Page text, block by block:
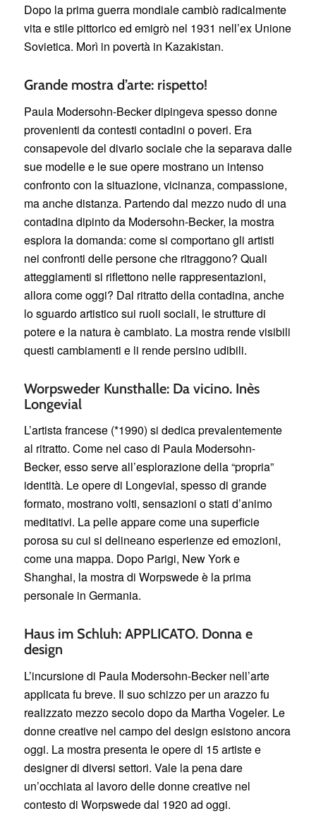
Dopo la prima guerra mondiale cambiò radicalmente
vita e stile pittorico ed emigrò nel 1931 nell’ex Unione
Sovietica. Morì in povertà in Kazakistan.
Grande mostra d’arte: rispetto!
Paula Modersohn-Becker dipingeva spesso donne
provenienti da contesti contadini o poveri. Era
consapevole del divario sociale che la separava dalle
sue modelle e le sue opere mostrano un intenso
confronto con la situazione, vicinanza, compassione,
ma anche distanza. Partendo dal mezzo nudo di una
contadina dipinto da Modersohn-Becker, la mostra
esplora la domanda: come si comportano gli artisti
nei confronti delle persone che ritraggono? Quali
atteggiamenti si riflettono nelle rappresentazioni,
allora come oggi? Dal ritratto della contadina, anche
lo sguardo artistico sui ruoli sociali, le strutture di
potere e la natura è cambiato. La mostra rende visibili
questi cambiamenti e li rende persino udibili.
Worpsweder Kunsthalle: Da vicino. Inès
Longevial
L’artista francese (*1990) si dedica prevalentemente
al ritratto. Come nel caso di Paula Modersohn-
Becker, esso serve all’esplorazione della “propria”
identità. Le opere di Longevial, spesso di grande
formato, mostrano volti, sensazioni o stati d’animo
meditativi. La pelle appare come una superficie
porosa su cui si delineano esperienze ed emozioni,
come una mappa. Dopo Parigi, New York e
Shanghai, la mostra di Worpswede è la prima
personale in Germania.
Haus im Schluh: APPLICATO. Donna e
design
L’incursione di Paula Modersohn-Becker nell’arte
applicata fu breve. Il suo schizzo per un arazzo fu
realizzato mezzo secolo dopo da Martha Vogeler. Le
donne creative nel campo del design esistono ancora
oggi. La mostra presenta le opere di 15 artiste e
designer di diversi settori. Vale la pena dare
un’occhiata al lavoro delle donne creative nel
contesto di Worpswede dal 1920 ad oggi.